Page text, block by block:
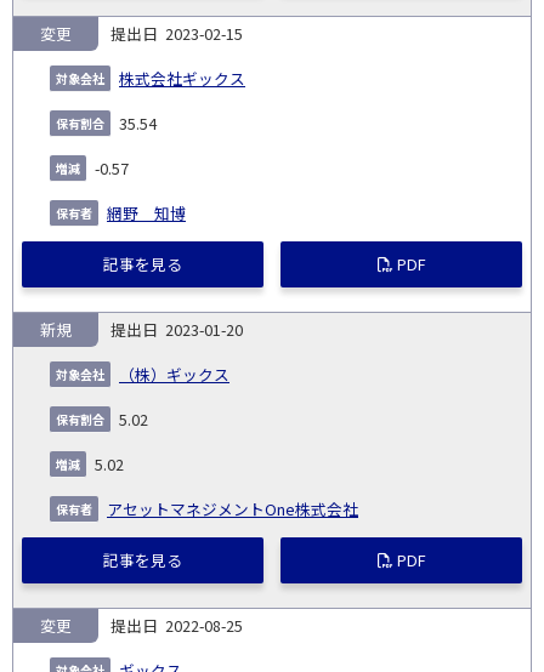
2023-02-15
株式会社ギックス
変更
35.54
-0.57
網野 知博
記事を見る PDF
2023-01-20
（株）ギックス
新規
5.02
5.02
アセットマネジメントOne株式会社
記事を見る PDF
2022-08-25
変更